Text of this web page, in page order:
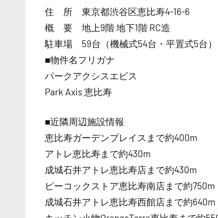
住 所 東京都渋谷区恵比寿4-16-6
概 要 地上9階 地下1階 RC造
駐車場 59台（機械式54台・平置式5台）
■物件名フリガナ
パークアクシスエビス
Park Axis 恵比寿
■近隣周辺施設情報
恵比寿ガーデンプレイスまで約400m
アトレ恵比寿まで約430m
成城石井アトレ恵比寿店まで約430m
ピーコックストア恵比寿南店まで約750m
成城石井アトレ恵比寿西館店まで約640m